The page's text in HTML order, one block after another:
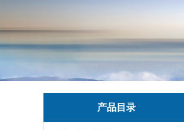
产品目录